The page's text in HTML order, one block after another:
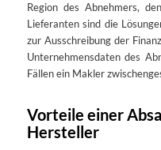
Region des Abnehmers,
Lieferanten sind die
zur Ausschreibung der
Unternehmensdaten des
Fällen ein Makler
Vorteile einer
Hersteller